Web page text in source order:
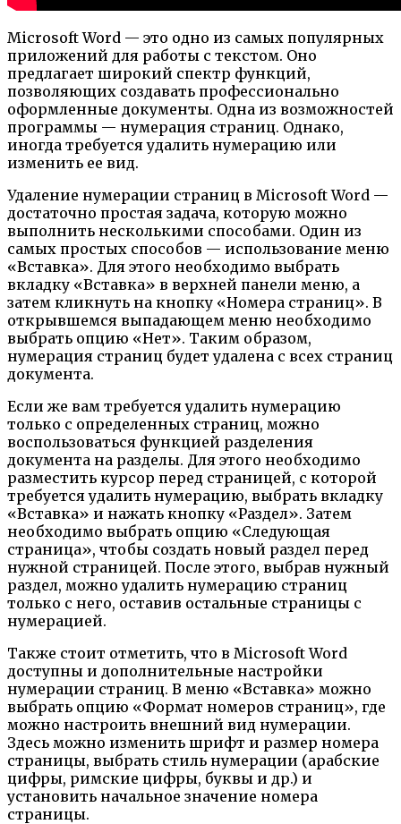
Microsoft Word — это одно из самых популярных
приложений для работы с текстом. Оно
предлагает широкий спектр функций,
позволяющих создавать профессионально
оформленные документы. Одна из возможностей
программы — нумерация страниц. Однако,
иногда требуется удалить нумерацию или
изменить ее вид.
Удаление нумерации страниц в Microsoft Word —
достаточно простая задача, которую можно
выполнить несколькими способами. Один из
самых простых способов — использование меню
«Вставка». Для этого необходимо выбрать
вкладку «Вставка» в верхней панели меню, а
затем кликнуть на кнопку «Номера страниц». В
открывшемся выпадающем меню необходимо
выбрать опцию «Нет». Таким образом,
нумерация страниц будет удалена с всех страниц
документа.
Если же вам требуется удалить нумерацию
только с определенных страниц, можно
воспользоваться функцией разделения
документа на разделы. Для этого необходимо
разместить курсор перед страницей, с которой
требуется удалить нумерацию, выбрать вкладку
«Вставка» и нажать кнопку «Раздел». Затем
необходимо выбрать опцию «Следующая
страница», чтобы создать новый раздел перед
нужной страницей. После этого, выбрав нужный
раздел, можно удалить нумерацию страниц
только с него, оставив остальные страницы с
нумерацией.
Также стоит отметить, что в Microsoft Word
доступны и дополнительные настройки
нумерации страниц. В меню «Вставка» можно
выбрать опцию «Формат номеров страниц», где
можно настроить внешний вид нумерации.
Здесь можно изменить шрифт и размер номера
страницы, выбрать стиль нумерации (арабские
цифры, римские цифры, буквы и др.) и
установить начальное значение номера
страницы.